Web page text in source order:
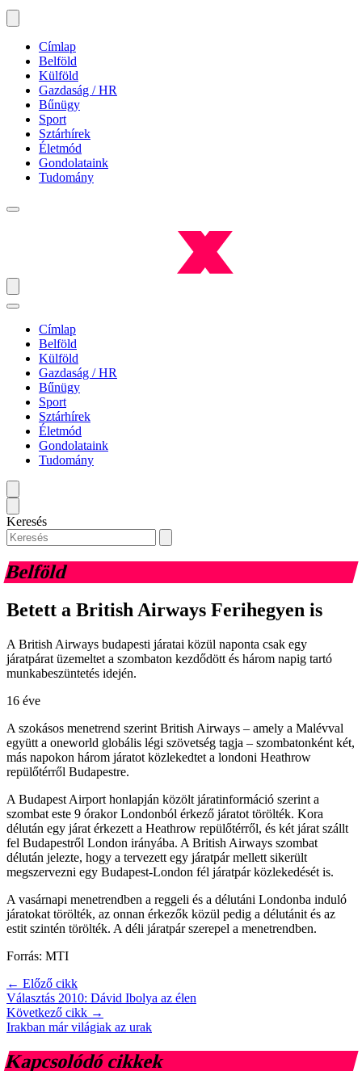
Címlap
Belföld
Külföld
Gazdaság / HR
Bűnügy
Sport
Sztárhírek
Életmód
Gondolataink
Tudomány
Címlap
Belföld
Külföld
Gazdaság / HR
Bűnügy
Sport
Sztárhírek
Életmód
Gondolataink
Tudomány
Keresés
Belföld
Betett a British Airways Ferihegyen is
A British Airways budapesti járatai közül naponta csak egy
járatpárat üzemeltet a szombaton kezdődött és három napig tartó
munkabeszüntetés idején.
16 éve
A szokásos menetrend szerint British Airways – amely a Malévval
együtt a oneworld globális légi szövetség tagja – szombatonként két,
más napokon három járatot közlekedtet a londoni Heathrow
repülőtérről Budapestre.
A Budapest Airport honlapján közölt járatinformáció szerint a
szombat este 9 órakor Londonból érkező járatot törölték. Kora
délután egy járat érkezett a Heathrow repülőtérről, és két járat szállt
fel Budapestről London irányába. A British Airways szombat
délután jelezte, hogy a tervezett egy járatpár mellett sikerült
megszervezni egy Budapest-London fél járatpár közlekedését is.
A vasárnapi menetrendben a reggeli és a délutáni Londonba induló
járatokat törölték, az onnan érkezők közül pedig a délutánit és az
estit szintén törölték. A déli járatpár szerepel a menetrendben.
Forrás: MTI
← Előző cikk
Választás 2010: Dávid Ibolya az élen
Következő cikk →
Irakban már világiak az urak
Kapcsolódó cikkek